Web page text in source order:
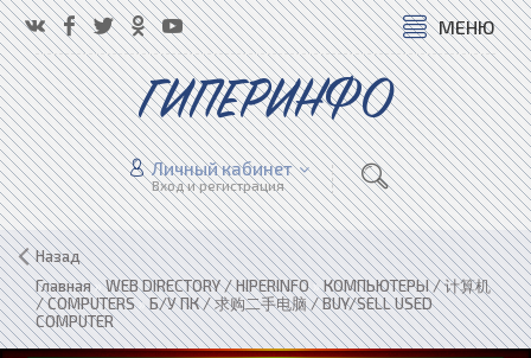
МЕНЮ
ГИПЕРИНФО
Личный кабинет
Вход и регистрация
Назад
Главная»WEB DIRECTORY / HIPERINFO»КОМПЬЮТЕРЫ / 计算机
/ COMPUTERS»Б/У ПК / 求购二手电脑 / BUY/SELL USED
COMPUTER